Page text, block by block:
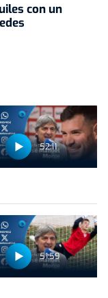
con un
52:11
51:59